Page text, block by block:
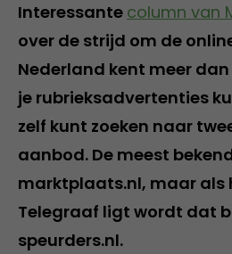
Interessante column van
over de strijd om de
Nederland kent meer
je rubrieksadvertenties
zelf kunt zoeken naar
aanbod. De meest
marktplaats.nl, maar als
Telegraaf ligt wordt dat
speurders.nl.